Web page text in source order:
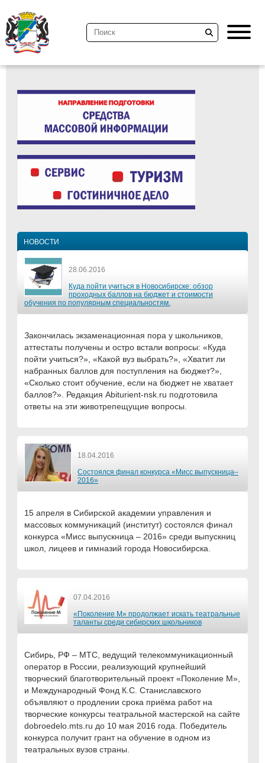
НОВОСТИ
28.06.2016
Куда пойти учиться в Новосибирске: обзор
проходных баллов на бюджет и стоимости
обучения по популярным специальностям.
Закончилась экзаменационная пора у школьников,
аттестаты получены и остро встали вопросы: «Куда
пойти учиться?», «Какой вуз выбрать?», «Хватит ли
набранных баллов для поступления на бюджет?»,
«Сколько стоит обучение, если на бюджет не хватает
баллов?». Редакция Abiturient-nsk.ru подготовила
ответы на эти животрепещущие вопросы.
18.04.2016
Состоялся финал конкурса «Мисс выпускница–
2016»
15 апреля в Сибирской академии управления и
массовых коммуникаций (институт) состоялся финал
конкурса «Мисс выпускница – 2016» среди выпускниц
школ, лицеев и гимназий города Новосибирска.
07.04.2016
«Поколение М» продолжает искать театральные
таланты среди сибирских школьников
Сибирь, РФ – МТС, ведущий телекоммуникационный
оператор в России, реализующий крупнейший
творческий благотворительный проект «Поколение М»,
и Международный Фонд К.С. Станиславского
объявляют о продлении срока приёма работ на
творческие конкурсы театральной мастерской на сайте
dobroedelo.mts.ru до 10 мая 2016 года. Победитель
конкурса получит грант на обучение в одном из
театральных вузов страны.